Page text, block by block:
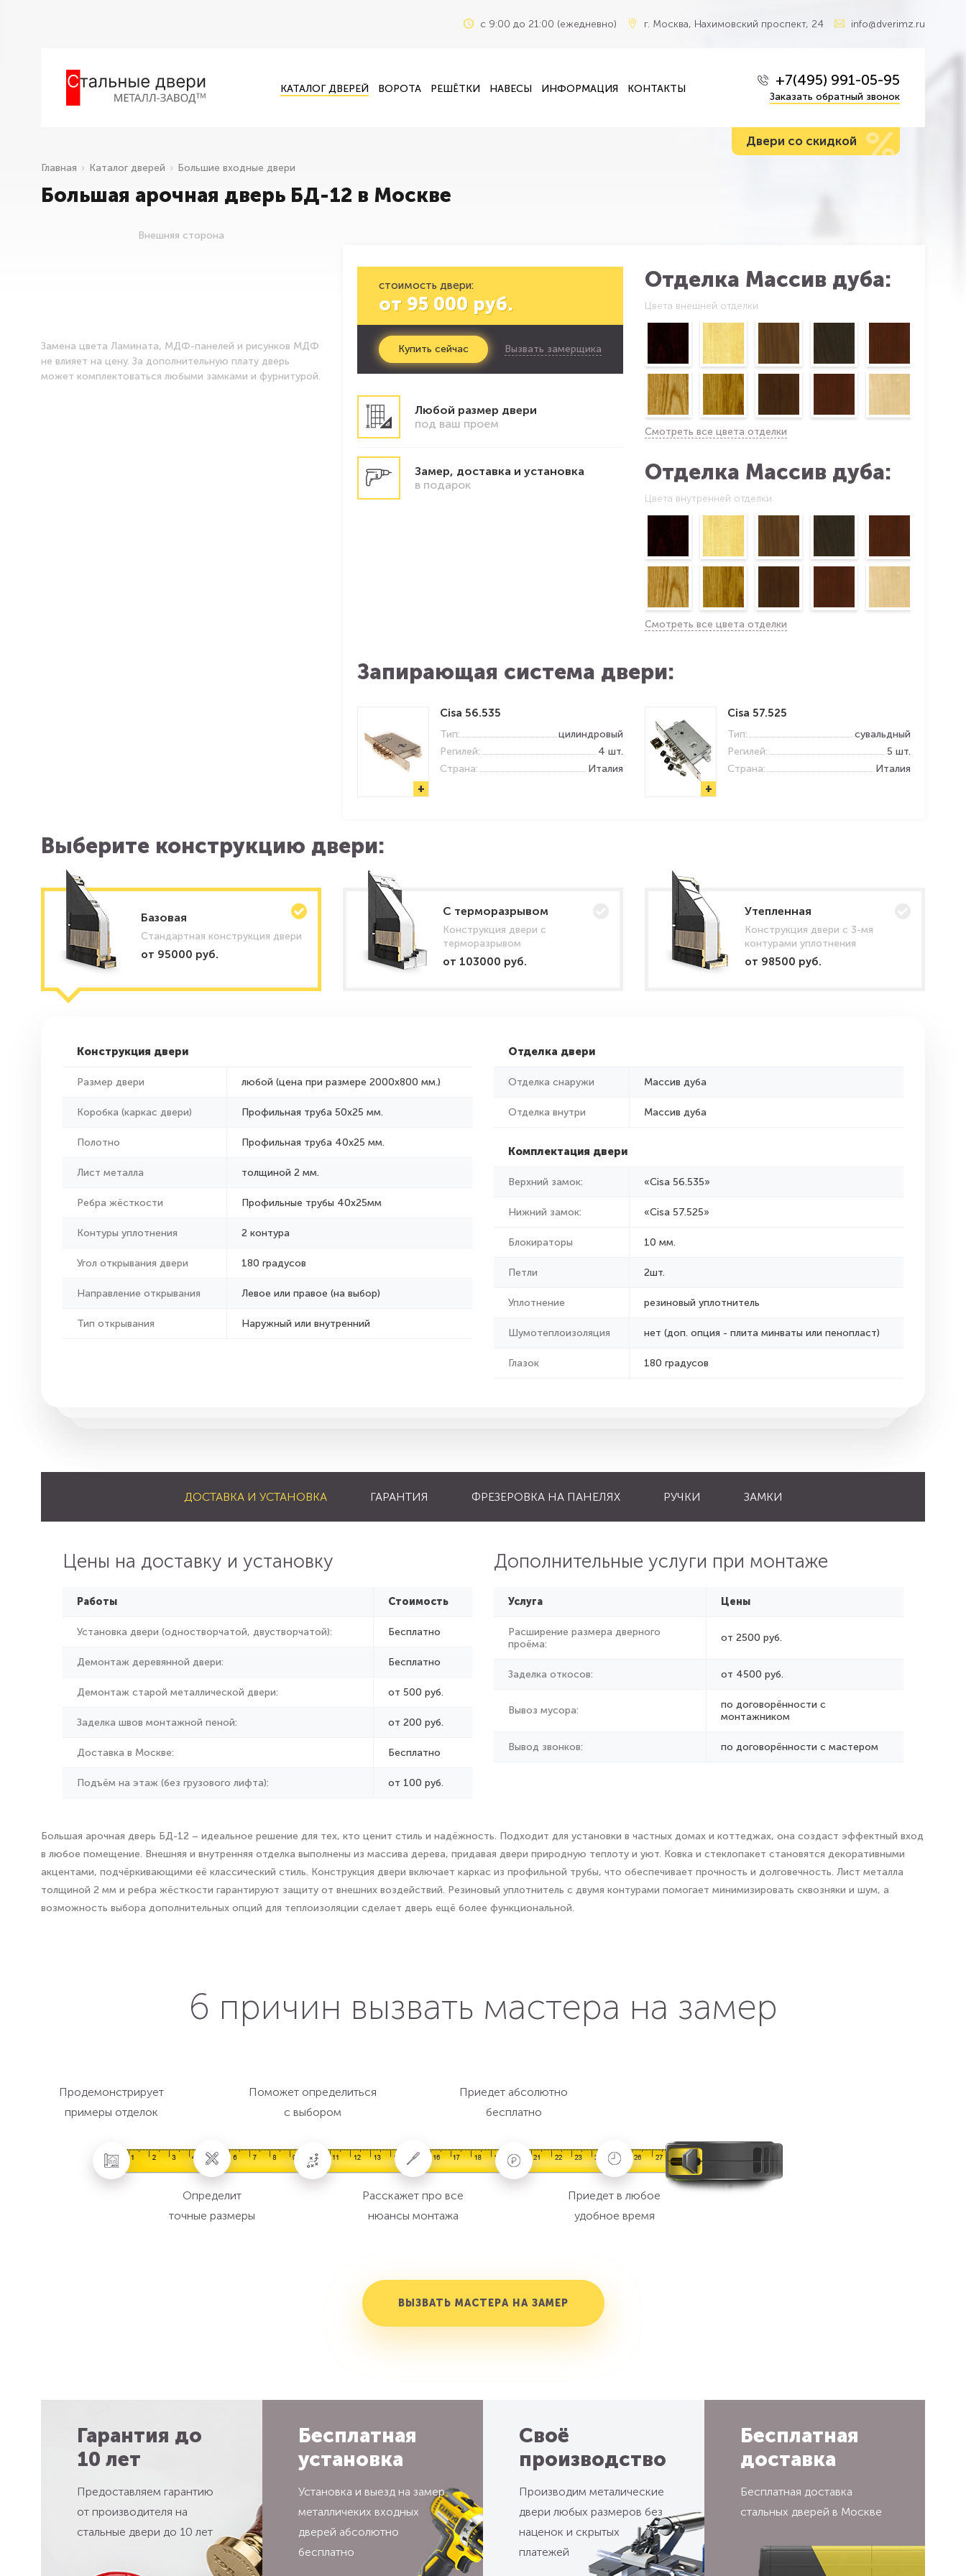
c 9:00 до 21:00 (ежедневно) г. Москва, Нахимовский проспект, 24 info@dverimz.ru
КАТАЛОГ ДВЕРЕЙ ВОРОТА РЕШЁТКИ НАВЕСЫ ИНФОРМАЦИЯ КОНТАКТЫ +7(495) 991-05-95
Заказать обратный звонок
Двери со скидкой %
Большая арочная дверь БД-12 в Москве
Главная Каталог дверей Большие входные двери
Внешняя сторона
Замена цвета Ламината, МДФ-панелей и рисунков МДФ
не влияет на цену. За дополнительную плату дверь
может комплектоваться любыми замками и фурнитурой.
стоимость двери:
от 95 000 руб.
Купить сейчас Вызвать замерщика
Любой размер двери
под ваш проем
Замер, доставка и установка
в подарок
Отделка Массив дуба:
Цвета внешней отделки
Смотреть все цвета отделки
Отделка Массив дуба:
Цвета внутренней отделки
Смотреть все цвета отделки
Запирающая система двери:
+
Cisa 56.535
Тип:
цилиндровый
Регилей:
4 шт.
Страна:
Италия
+
Cisa 57.525
Тип:
сувальдный
Регилей:
5 шт.
Страна:
Италия
Выберите конструкцию двери:
Базовая
Стандартная конструкция двери
от 95000 руб.
C терморазрывом
Конструкция двери с
терморазрывом
от 103000 руб.
Утепленная
Конструкция двери с 3-мя
контурами уплотнения
от 98500 руб.
Конструкция двери
Размер двери любой (цена при размере 2000x800 мм.)
Коробка (каркас двери) Профильная труба 50х25 мм.
Полотно Профильная труба 40х25 мм.
Лист металла толщиной 2 мм.
Ребра жёсткости Профильные трубы 40х25мм
Контуры уплотнения 2 контура
Угол открывания двери 180 градусов
Направление открывания Левое или правое (на выбор)
Тип открывания Наружный или внутренний
Отделка двери
Отделка снаружи Массив дуба
Отделка внутри Массив дуба
Комплектация двери
Верхний замок: «Cisa 56.535»
Нижний замок: «Cisa 57.525»
Блокираторы 10 мм.
Петли 2шт.
Уплотнение резиновый уплотнитель
Шумотеплоизоляция нет (доп. опция - плита минваты или пенопласт)
Глазок 180 градусов
ДОСТАВКА И УСТАНОВКА ГАРАНТИЯ ФРЕЗЕРОВКА НА ПАНЕЛЯХ РУЧКИ ЗАМКИ
Цены на доставку и установку
Работы Стоимость
Установка двери (одностворчатой, двустворчатой): Бесплатно
Демонтаж деревянной двери: Бесплатно
Демонтаж старой металлической двери: от 500 руб.
Заделка швов монтажной пеной: от 200 руб.
Доставка в Москве: Бесплатно
Подъём на этаж (без грузового лифта): от 100 руб.
Дополнительные услуги при монтаже
Услуга Цены
Расширение размера дверного
проёма:
от 2500 руб.
Заделка откосов: от 4500 руб.
Вывоз мусора:
по договорённости с
монтажником
Вывод звонков: по договорённости с мастером
Большая арочная дверь БД-12 – идеальное решение для тех, кто ценит стиль и надёжность. Подходит для установки в частных домах и коттеджах, она создаст эффектный вход
в любое помещение. Внешняя и внутренняя отделка выполнены из массива дерева, придавая двери природную теплоту и уют. Ковка и стеклопакет становятся декоративными
акцентами, подчёркивающими её классический стиль. Конструкция двери включает каркас из профильной трубы, что обеспечивает прочность и долговечность. Лист металла
толщиной 2 мм и ребра жёсткости гарантируют защиту от внешних воздействий. Резиновый уплотнитель с двумя контурами помогает минимизировать сквозняки и шум, а
возможность выбора дополнительных опций для теплоизоляции сделает дверь ещё более функциональной.
6 причин вызвать мастера на замер
Продемонстрирует
примеры отделок
Определит
точные размеры
Поможет определиться
с выбором
Расскажет про все
нюансы монтажа
Приедет абсолютно
бесплатно
Приедет в любое
удобное время
ВЫЗВАТЬ МАСТЕРА НА ЗАМЕР
Гарантия до
10 лет
Предоставляем гарантию
от производителя на
стальные двери до 10 лет
Бесплатная
установка
Установка и выезд на замер
металличеких входных
дверей абсолютно
бесплатно
Своё
производство
Производим металические
двери любых размеров без
наценок и скрытых
платежей
Бесплатная
доставка
Бесплатная доставка
стальных дверей в Москве